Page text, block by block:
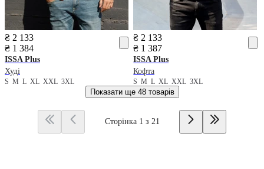
₴ 2 133
₴ 1 384
ISSA Plus
Худі
S M L XL XXL 3XL
₴ 2 133
₴ 1 387
ISSA Plus
Кофта
SMLXLXXL3XL
Показати ще 48 товарів
Сторінка 1 з 21